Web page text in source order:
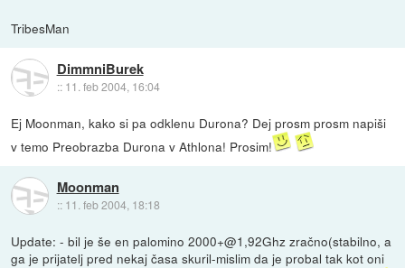
TribesMan
DimmniBurek
:: 11. feb 2004, 16:04
Ej Moonman, kako si pa odklenu Durona? Dej prosm prosm napiši
v temo Preobrazba Durona v Athlona! Prosim!
Moonman
:: 11. feb 2004, 18:18
Update: - bil je še en palomino 2000+@1,92Ghz zračno(stabilno, a
ga je prijatelj pred nekaj časa skuril-mislim da je probal tak kot oni